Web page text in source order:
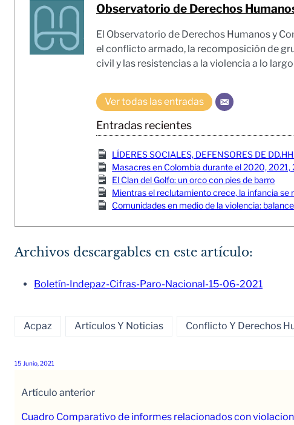
Observatorio de Derechos
El Observatorio de Derechos Humanos y
el conflicto armado, la recomposición de
civil y las resistencias a la violencia a lo
Ver todas las entradas
Entradas recientes
LÍDERES SOCIALES, DEFENSORES DE
Masacres en Colombia durante el 2020,
El Clan del Golfo: un orco con pies de barro
Mientras el reclutamiento crece, la infancia
Comunidades en medio de la violencia:
Archivos descargables en este artículo:
Boletín-Indepaz-Cifras-Paro-Nacional-15-06-2021
Acpaz Artículos Y Noticias Conflicto Y Derechos
15 Junio, 2021
Artículo anterior
Cuadro Comparativo de informes relacionados con